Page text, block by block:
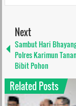
Next
Sambut Hari
Polres Karimun
Bibit Pohon
Related Posts